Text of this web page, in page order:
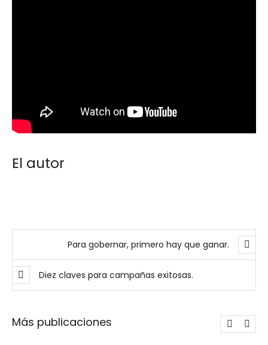
El autor
Para gobernar, primero hay que ganar.
Diez claves para campañas exitosas.
Más publicaciones